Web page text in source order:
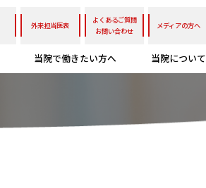
外来担当医表
よくあるご質問
お問い合わせ
メディアの方へ
当院で働きたい方へ 当院について